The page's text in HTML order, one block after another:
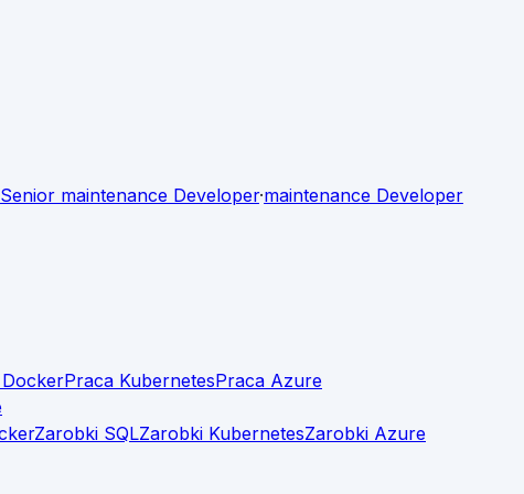
Senior maintenance Developer·maintenance Developer
Praca KubernetesPraca Azure
Zarobki SQLZarobki KubernetesZarobki Azure